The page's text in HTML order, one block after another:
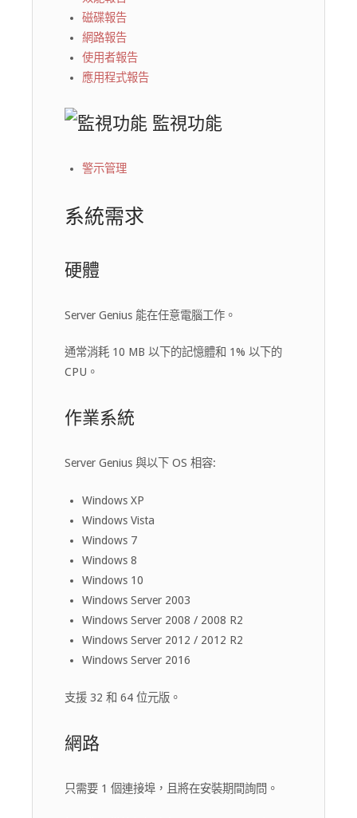
磁碟報告
網路報告
使用者報告
應用程式報告
監視功能
警示管理
系統需求
硬體
Server Genius 能在任意電腦工作。
通常消耗 10 MB 以下的記憶體和 1% 以下的
CPU。
作業系統
Server Genius 與以下 OS 相容:
Windows XP
Windows Vista
Windows 7
Windows 8
Windows 10
Windows Server 2003
Windows Server 2008 / 2008 R2
Windows Server 2012 / 2012 R2
Windows Server 2016
支援 32 和 64 位元版。
網路
只需要 1 個連接埠，且將在安裝期間詢問。